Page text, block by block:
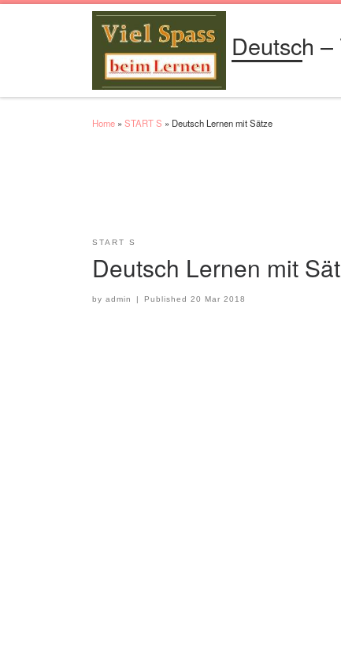
Deutsch
Home » START S » Deutsch Lernen mit Sätze
START S
Deutsch Lernen mit
by admin | Published20 Mar 2018